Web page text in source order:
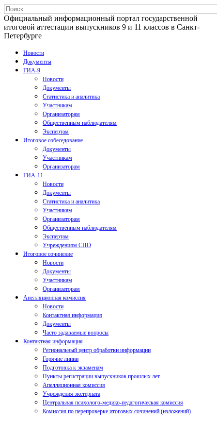
Официальный информационный портал государственной
итоговой аттестации выпускников 9 и 11 классов в Санкт-
Петербурге
Новости
Документы
ГИА-9
Новости
Документы
Статистика и аналитика
Участникам
Организаторам
Общественным наблюдателям
Экспертам
Итоговое собеседование
Документы
Участникам
Организаторам
ГИА-11
Новости
Документы
Статистика и аналитика
Участникам
Организаторам
Общественным наблюдателям
Экспертам
Учреждениям СПО
Итоговое сочинение
Новости
Документы
Участникам
Организаторам
Апелляционная комиссия
Новости
Контактная информация
Документы
Часто задаваемые вопросы
Контактная информация
Региональный центр обработки информации
Горячие линии
Подготовка к экзаменам
Пункты регистрации выпускников прошлых лет
Апелляционная комиссия
Учреждения экстерната
Центральная психолого-медико-педагогическая комиссия
Комиссия по перепроверке итоговых сочинений (изложений)